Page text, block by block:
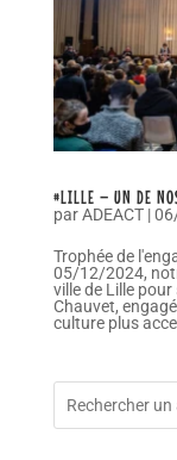
#LILLE – UN DE
parADEACT|
Trophée de
05/12/2024,
ville de Lille
Chauvet,
culture plus